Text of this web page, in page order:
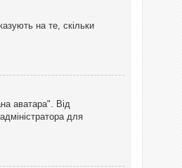
на те, скільки
аватара". Від
для